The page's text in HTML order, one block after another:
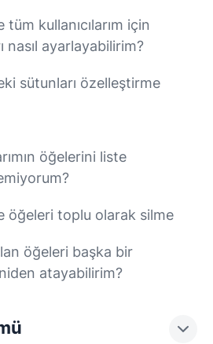
kullanıcılarım için
nasıl ayarlayabilirim?
sütunları özelleştirme
öğelerini liste
öğeleri toplu olarak silme
öğeleri başka bir
atayabilirim?